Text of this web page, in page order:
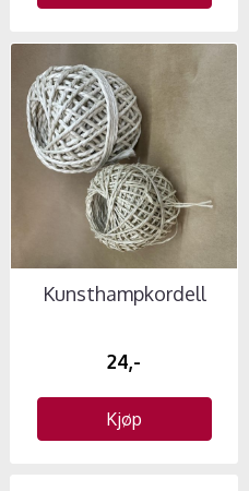
Kunsthampkordell
24,-
Kjøp